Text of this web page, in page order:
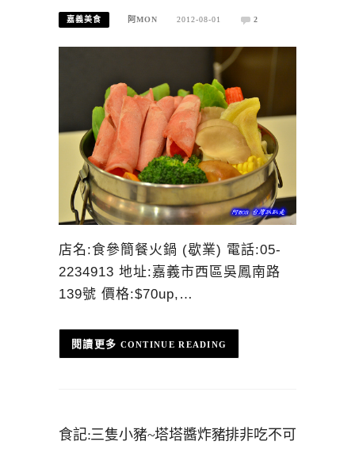
嘉義美食 阿MON 2012-08-01 2
店名:食參簡餐火鍋 (歇業) 電話:05-
2234913 地址:嘉義市西區吳鳳南路
139號 價格:$70up,…
CONTINUE READING
食記:三隻小豬~塔塔醬炸豬排非吃不可